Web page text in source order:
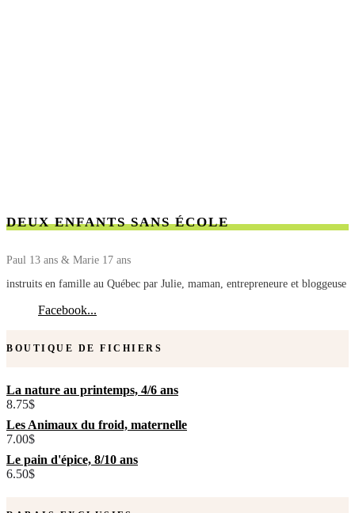
DEUX ENFANTS SANS ÉCOLE
Paul 13 ans & Marie 17 ans
instruits en famille au Québec par Julie, maman, entrepreneure et bloggeuse
Facebook...
BOUTIQUE DE FICHIERS
La nature au printemps, 4/6 ans
8.75$
Les Animaux du froid, maternelle
7.00$
Le pain d'épice, 8/10 ans
6.50$